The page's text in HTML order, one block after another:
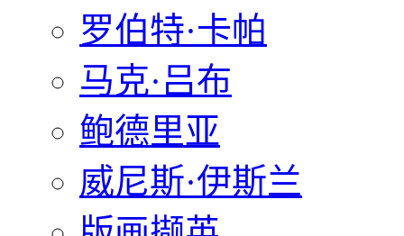
罗伯特·卡帕
马克·吕布
鲍德里亚
威尼斯·伊斯兰